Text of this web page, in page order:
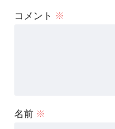
コメント ※
名前 ※